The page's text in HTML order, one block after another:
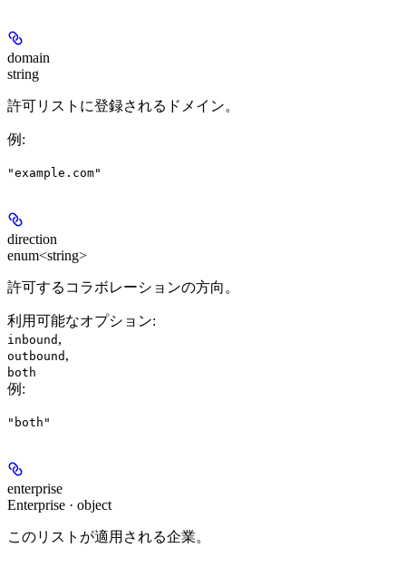
domain
string
許可リストに登録されるドメイン。
例 :
"example.com"
direction
enum<string>
許可するコラボレーションの方向。
利用可能なオプション:
inbound ,
outbound ,
both
例 :
"both"
enterprise
Enterprise · object
このリストが適用される企業。